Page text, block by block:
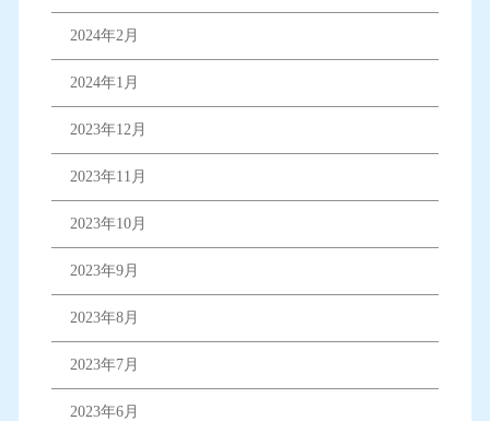
2024年2月
2024年1月
2023年12月
2023年11月
2023年10月
2023年9月
2023年8月
2023年7月
2023年6月